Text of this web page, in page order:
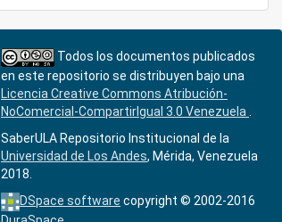
Todos los documentos publicados
en este repositorio se distribuyen bajo una
Licencia Creative Commons Atribución-
NoComercial-CompartirIgual 3.0 Venezuela
SaberULA Repositorio Institucional de la
Universidad de Los Andes, Mérida, Venezuela
2018.
DSpace software copyright © 2002-2016